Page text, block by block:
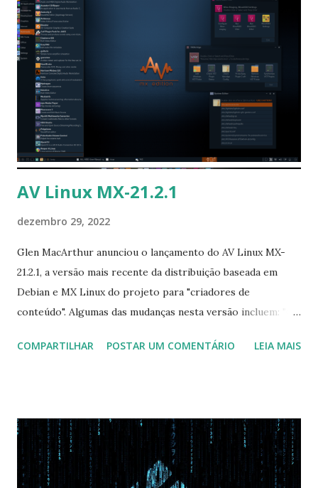
máximo, criando até nossos próprios servidores
independentes. Para ler a nota de lançamento clique aqui .
Para instalar no Ubuntu, Linux Mint, Elementary OS e
derivados, execute: $ sudo add-apt-repository
ppa:mumble/release $ sudo apt-get update $ sudo apt-get
install mumble mumble-server
AV Linux MX-21.2.1
dezembro 29, 2022
Glen MacArthur anunciou o lançamento do AV Linux MX-
21.2.1, a versão mais recente da distribuição baseada em
Debian e MX Linux do projeto para "criadores de
conteúdo". Algumas das mudanças nesta versão incluem: "O
nativo; o nitrogênio foi substituído pelo xfdesktop nativo; o
esquecimento; todas as compilações ISO de 32 bits se
foram, eu simplesmente não tenho tempo para um caso de
uso que diminuiu para quase nada; o AVL-MXE Assistant foi
COMPARTILHAR POSTAR UM COMENTÁRIO LEIA MAIS